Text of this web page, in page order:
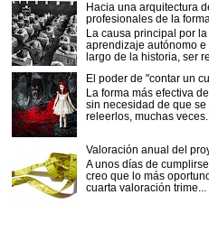
Hacia una arquitectura
profesionales de la
La causa principal por
aprendizaje autónomo
largo de la historia, ser
El poder de "contar un
La forma más efectiva
sin necesidad de que
releerlos, muchas veces...
Valoración anual del
A unos días de
creo que lo más
cuarta valoración trime...